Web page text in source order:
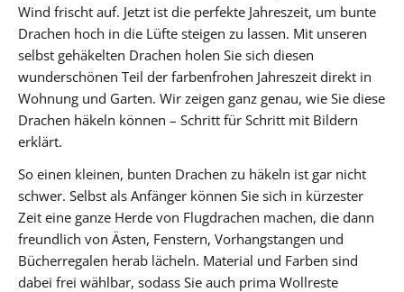
Wind frischt auf. Jetzt ist die perfekte Jahreszeit, um bunte
Drachen hoch in die Lüfte steigen zu lassen. Mit unseren
selbst gehäkelten Drachen holen Sie sich diesen
wunderschönen Teil der farbenfrohen Jahreszeit direkt in
Wohnung und Garten. Wir zeigen ganz genau, wie Sie diese
Drachen häkeln können – Schritt für Schritt mit Bildern
erklärt.
So einen kleinen, bunten Drachen zu häkeln ist gar nicht
schwer. Selbst als Anfänger können Sie sich in kürzester
Zeit eine ganze Herde von Flugdrachen machen, die dann
freundlich von Ästen, Fenstern, Vorhangstangen und
Bücherregalen herab lächeln. Material und Farben sind
dabei frei wählbar, sodass Sie auch prima Wollreste